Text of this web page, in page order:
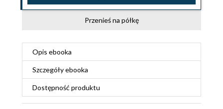
Przenieś na półkę
Opis ebooka
Szczegółyebooka
Dostępność produktu